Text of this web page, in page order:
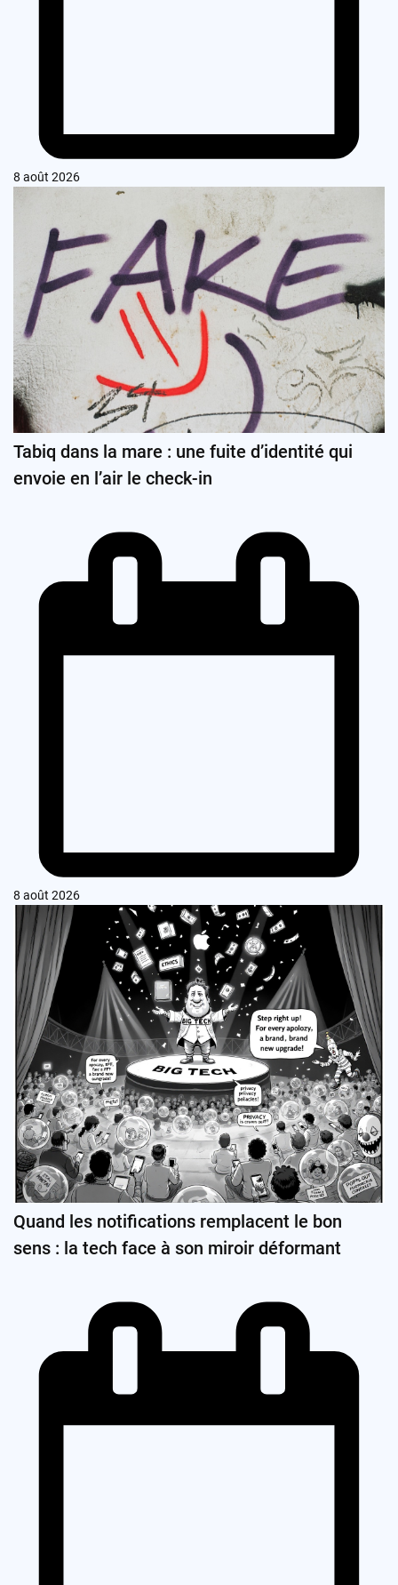
8 août 2026
Tabiq dans la mare : une fuite d’identité qui
envoie en l’air le check-in
8 août 2026
Quand les notifications remplacent le bon
sens : la tech face à son miroir déformant